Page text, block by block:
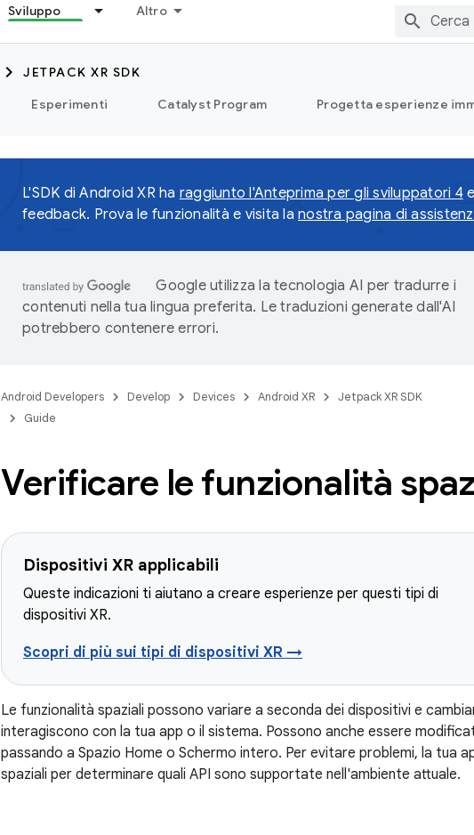
Sviluppo Altro
JETPACK XR SDK
Esperimenti Catalyst Program Progetta esperienze
L'SDK di Android XR ha raggiunto l'Anteprima per gli sviluppatori 4
feedback. Prova le funzionalità e visita la nostra pagina di
Google utilizza la tecnologia AI per tradurre i
contenuti nella tua lingua preferita. Le traduzioni generate dall'AI
potrebbero contenere errori.
Android Developers Develop Devices Android XR
Jetpack XR SDK
Guide
Verificare le funzionalità
Dispositivi XR applicabili
Queste indicazioni ti aiutano a creare esperienze per questi tipi di
dispositivi XR.
Scopri di più sui tipi di dispositivi XR →
Le funzionalità spaziali possono variare a seconda dei dispositivi e
interagiscono con la tua app o il sistema. Possono anche essere
passando a Spazio Home o Schermo intero. Per evitare problemi, la tua
spaziali per determinare quali API sono supportate nell'ambiente attuale.